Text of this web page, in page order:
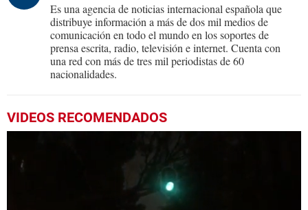
Es una agencia de noticias internacional española que
distribuye información a más de dos mil medios de
comunicación en todo el mundo en los soportes de
prensa escrita, radio, televisión e internet. Cuenta con
una red con más de tres mil periodistas de 60
nacionalidades.
VIDEOS RECOMENDADOS